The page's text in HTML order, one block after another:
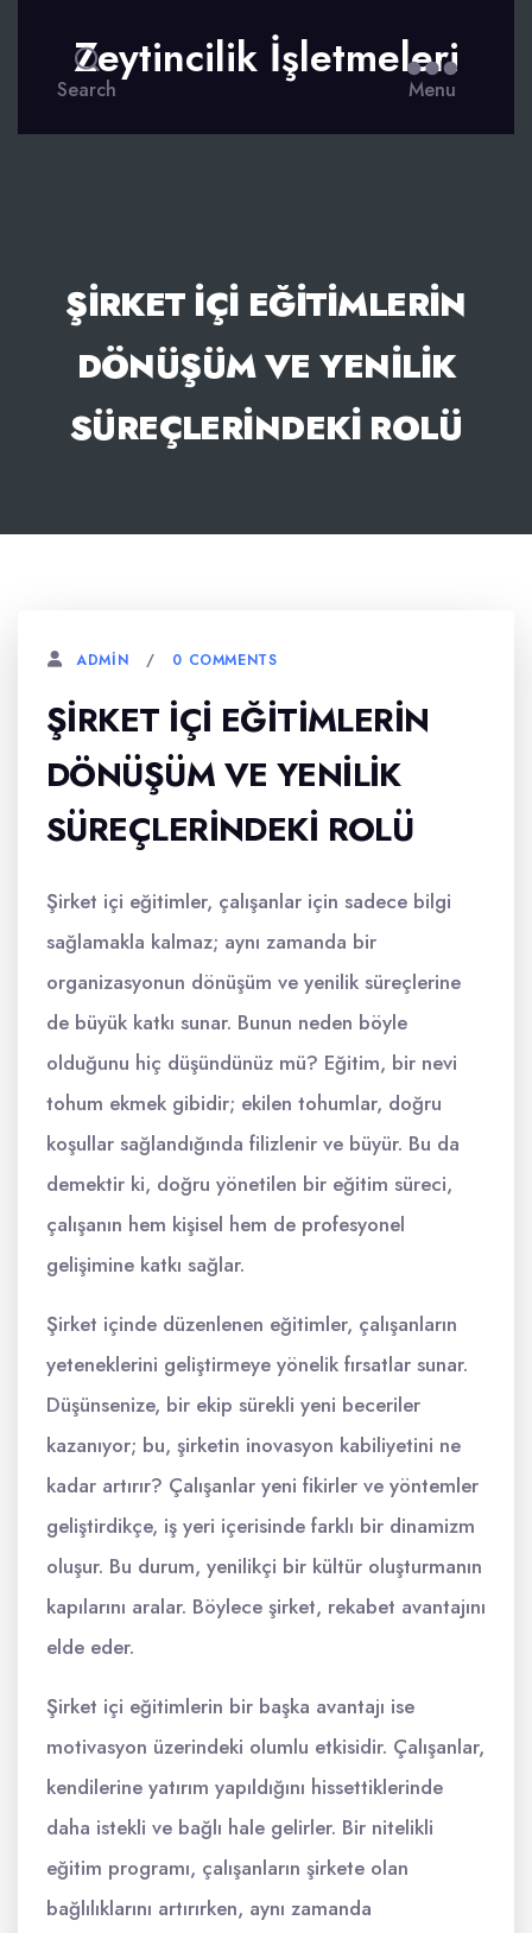
Search
Zeytincilik İşletmeleri
Menu
ŞIRKET İÇI EĞITIMLERIN
DÖNÜŞÜM VE YENILIK
SÜREÇLERINDEKI ROLÜ
ADMIN 0 COMMENTS
ŞIRKET İÇI EĞITIMLERIN
DÖNÜŞÜM VE YENILIK
SÜREÇLERINDEKI ROLÜ
Şirket içi eğitimler, çalışanlar için sadece bilgi
sağlamakla kalmaz; aynı zamanda bir
organizasyonun dönüşüm ve yenilik süreçlerine
de büyük katkı sunar. Bunun neden böyle
olduğunu hiç düşündünüz mü? Eğitim, bir nevi
tohum ekmek gibidir; ekilen tohumlar, doğru
koşullar sağlandığında filizlenir ve büyür. Bu da
demektir ki, doğru yönetilen bir eğitim süreci,
çalışanın hem kişisel hem de profesyonel
gelişimine katkı sağlar.
Şirket içinde düzenlenen eğitimler, çalışanların
yeteneklerini geliştirmeye yönelik fırsatlar sunar.
Düşünsenize, bir ekip sürekli yeni beceriler
kazanıyor; bu, şirketin inovasyon kabiliyetini ne
kadar artırır? Çalışanlar yeni fikirler ve yöntemler
geliştirdikçe, iş yeri içerisinde farklı bir dinamizm
oluşur. Bu durum, yenilikçi bir kültür oluşturmanın
kapılarını aralar. Böylece şirket, rekabet avantajını
elde eder.
Şirket içi eğitimlerin bir başka avantajı ise
motivasyon üzerindeki olumlu etkisidir. Çalışanlar,
kendilerine yatırım yapıldığını hissettiklerinde
daha istekli ve bağlı hale gelirler. Bir nitelikli
eğitim programı, çalışanların şirkete olan
bağlılıklarını artırırken, aynı zamanda